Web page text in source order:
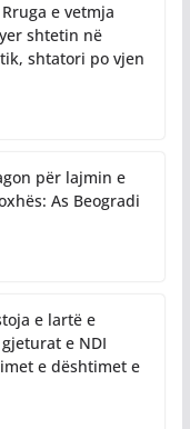
e vetmja
shtetin në
shtatori po vjen
për lajmin e
As Beogradi
e lartë e
e NDI
e dështimet e